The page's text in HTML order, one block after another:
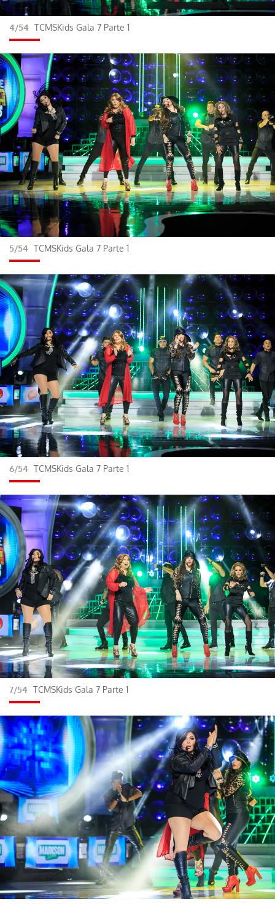
4/54 TCMSKids Gala 7 Parte 1
5/54 TCMSKids Gala 7 Parte 1
6/54 TCMSKids Gala 7 Parte 1
7/54 TCMSKids Gala 7 Parte 1